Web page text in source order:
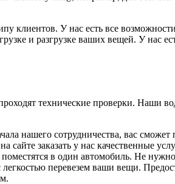
клиентов. У нас есть все
и разгрузке ваших вещей. У нас
технические проверки. Наши
нашего сотрудничества, вас
заказать у нас качественные
в один автомобиль. Не
перевезем ваши вещи.